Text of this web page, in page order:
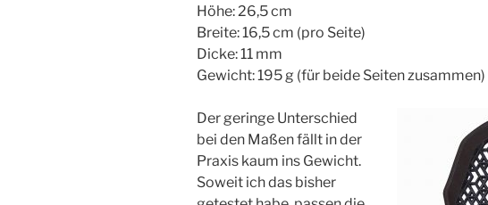
Höhe: 26,5 cm
Breite: 16,5 cm (pro Seite)
Dicke: 11 mm
Gewicht: 195 g (für beide Seiten zusammen)
Der geringe Unterschied
bei den Maßen fällt in der
Praxis kaum ins Gewicht.
Soweit ich das bisher